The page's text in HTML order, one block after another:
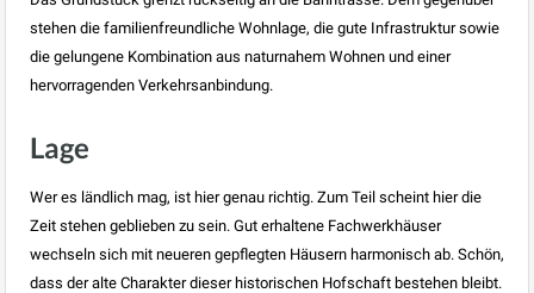
stehen die familienfreundliche Wohnlage, die gute Infrastruktur sowie
die gelungene Kombination aus naturnahem Wohnen und einer
hervorragenden Verkehrsanbindung.
Lage
Wer es ländlich mag, ist hier genau richtig. Zum Teil scheint hier die
Zeit stehen geblieben zu sein. Gut erhaltene Fachwerkhäuser
wechseln sich mit neueren gepflegten Häusern harmonisch ab. Schön,
dass der alte Charakter dieser historischen Hofschaft bestehen bleibt.